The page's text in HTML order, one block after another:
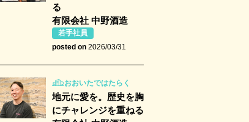
る
有限会社 中野酒造
若手社員
posted on 2026/03/31
おおいたではたらく
地元に愛を。歴史を胸
にチャレンジを重ねる